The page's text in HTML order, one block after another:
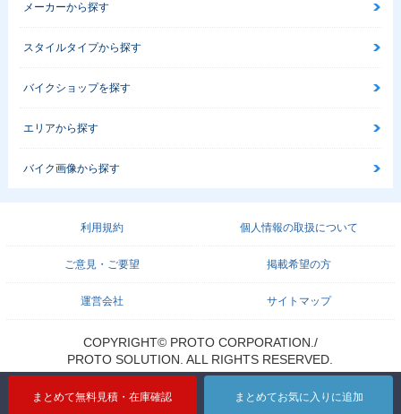
まとめて無料見積・在庫確認 まとめてお気に入りに追加
メーカーから探す
スタイルタイプから探す
バイクショップを探す
エリアから探す
バイク画像から探す
利用規約 個人情報の取扱について
ご意見・ご要望 掲載希望の方
運営会社 サイトマップ
COPYRIGHT© PROTO CORPORATION./
PROTO SOLUTION. ALL RIGHTS RESERVED.